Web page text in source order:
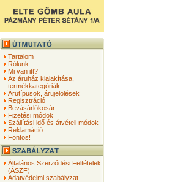
Tartalom
Rólunk
Mi van itt?
Az áruház kialakítása,
termékkategóriák
Árutípusok, árujelölések
Regisztráció
Bevásárlókosár
Fizetési módok
Szállítási idő és átvételi módok
Reklamáció
Fontos!
Általános Szerződési Feltételek
(ÁSZF)
Adatvédelmi szabályzat